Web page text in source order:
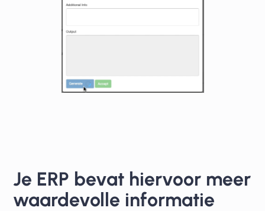
Je ERP bevat hiervoor meer
waardevolle informatie